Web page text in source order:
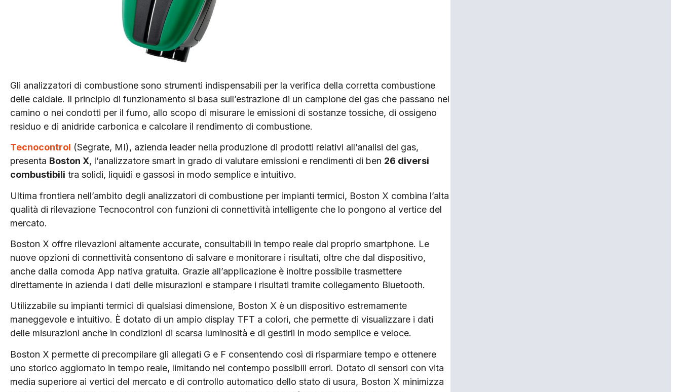
Gli analizzatori di combustione sono strumenti indispensabili per la verifica della corretta combustione
delle caldaie. Il principio di funzionamento si basa sull’estrazione di un campione dei gas che passano nel
camino o nei condotti per il fumo, allo scopo di misurare le emissioni di sostanze tossiche, di ossigeno
residuo e di anidride carbonica e calcolare il rendimento di combustione.
Tecnocontrol (Segrate, MI), azienda leader nella produzione di prodotti relativi all’analisi del gas,
presenta Boston X, l’analizzatore smart in grado di valutare emissioni e rendimenti di ben 26 diversi
combustibili tra solidi, liquidi e gassosi in modo semplice e intuitivo.
Ultima frontiera nell’ambito degli analizzatori di combustione per impianti termici, Boston X combina l’alta
qualità di rilevazione Tecnocontrol con funzioni di connettività intelligente che lo pongono al vertice del
mercato.
Boston X offre rilevazioni altamente accurate, consultabili in tempo reale dal proprio smartphone. Le
nuove opzioni di connettività consentono di salvare e monitorare i risultati, oltre che dal dispositivo,
anche dalla comoda App nativa gratuita. Grazie all’applicazione è inoltre possibile trasmettere
direttamente in azienda i dati delle misurazioni e stampare i risultati tramite collegamento Bluetooth.
Utilizzabile su impianti termici di qualsiasi dimensione, Boston X è un dispositivo estremamente
maneggevole e intuitivo. È dotato di un ampio display TFT a colori, che permette di visualizzare i dati
delle misurazioni anche in condizioni di scarsa luminosità e di gestirli in modo semplice e veloce.
Boston X permette di precompilare gli allegati G e F consentendo così di risparmiare tempo e ottenere
uno storico aggiornato in tempo reale, limitando nel contempo possibili errori. Dotato di sensori con vita
media superiore ai vertici del mercato e di controllo automatico dello stato di usura, Boston X minimizza